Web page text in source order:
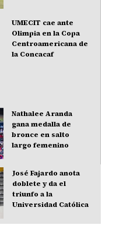
UMECIT cae ante
Olimpia en la Copa
Centroamericana de
la Concacaf
Nathalee Aranda
gana medalla de
bronce en salto
largo femenino
José Fajardo anota
doblete y da el
triunfo a la
Universidad Católica